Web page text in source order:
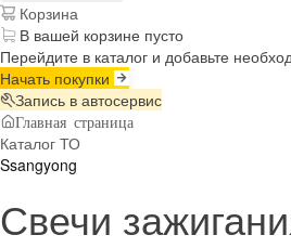
Корзина
В вашей корзине пусто
Перейдите в каталог и добавьте
Начать покупки
Запись в автосервис
Главная страница
Каталог ТО
Ssangyong
Свечи